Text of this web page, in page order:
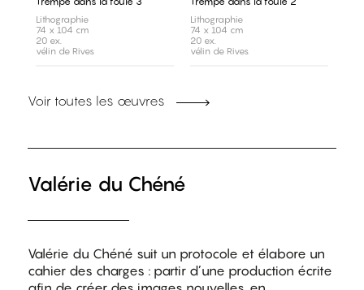
Lithographie
74 x 104 cm
20 ex.
vélin de Rives
Lithographie
74 x 104 cm
20 ex.
vélin de Rives
Voir toutes les œuvres
Valérie du Chéné
Valérie du Chéné suit un protocole et élabore un
cahier des charges : partir d’une production écrite